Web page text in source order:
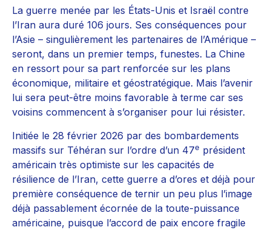
La guerre menée par les États-Unis et Israël contre
l’Iran aura duré 106 jours. Ses conséquences pour
l’Asie – singulièrement les partenaires de l’Amérique –
seront, dans un premier temps, funestes. La Chine
en ressort pour sa part renforcée sur les plans
économique, militaire et géostratégique. Mais l’avenir
lui sera peut-être moins favorable à terme car ses
voisins commencent à s’organiser pour lui résister.
Initiée le 28 février 2026 par des bombardements
massifs sur Téhéran sur l’ordre d’un 47e président
américain très optimiste sur les capacités de
résilience de l’Iran, cette guerre a d’ores et déjà pour
première conséquence de ternir un peu plus l’image
déjà passablement écornée de la toute-puissance
américaine, puisque l’accord de paix encore fragile